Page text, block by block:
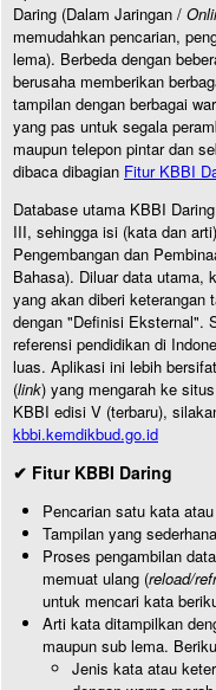
Daring (Dalam Jaringan /
memudahkan pencarian,
lema). Berbeda dengan
berusaha memberikan
tampilan dengan berbagai
yang pas untuk segala
maupun telepon pintar dan
dibaca dibagian Fitur KBBI
Database utama KBBI
III, sehingga isi (kata dan
Pengembangan dan
Bahasa). Diluar data utama,
yang akan diberi keterangan
dengan "Definisi Eksternal".
referensi pendidikan di
luas. Aplikasi ini lebih
(link) yang mengarah ke
KBBI edisi V (terbaru),
kbbi.kemdikbud.go.id
✔ Fitur KBBI Daring
Pencarian satu kata
Tampilan yang
Proses pengambilan
memuat ulang (reload/
untuk mencari kata
Arti kata ditampilkan
maupun sub lema.
Jenis kata atau